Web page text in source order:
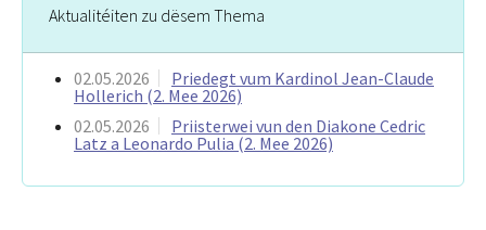
Aktualitéiten zu dësem Thema
02.05.2026
Priedegt vum Kardinol Jean-Claude
Hollerich (2. Mee 2026)
02.05.2026
Priisterwei vun den Diakone Cedric
Latz a Leonardo Pulia (2. Mee 2026)